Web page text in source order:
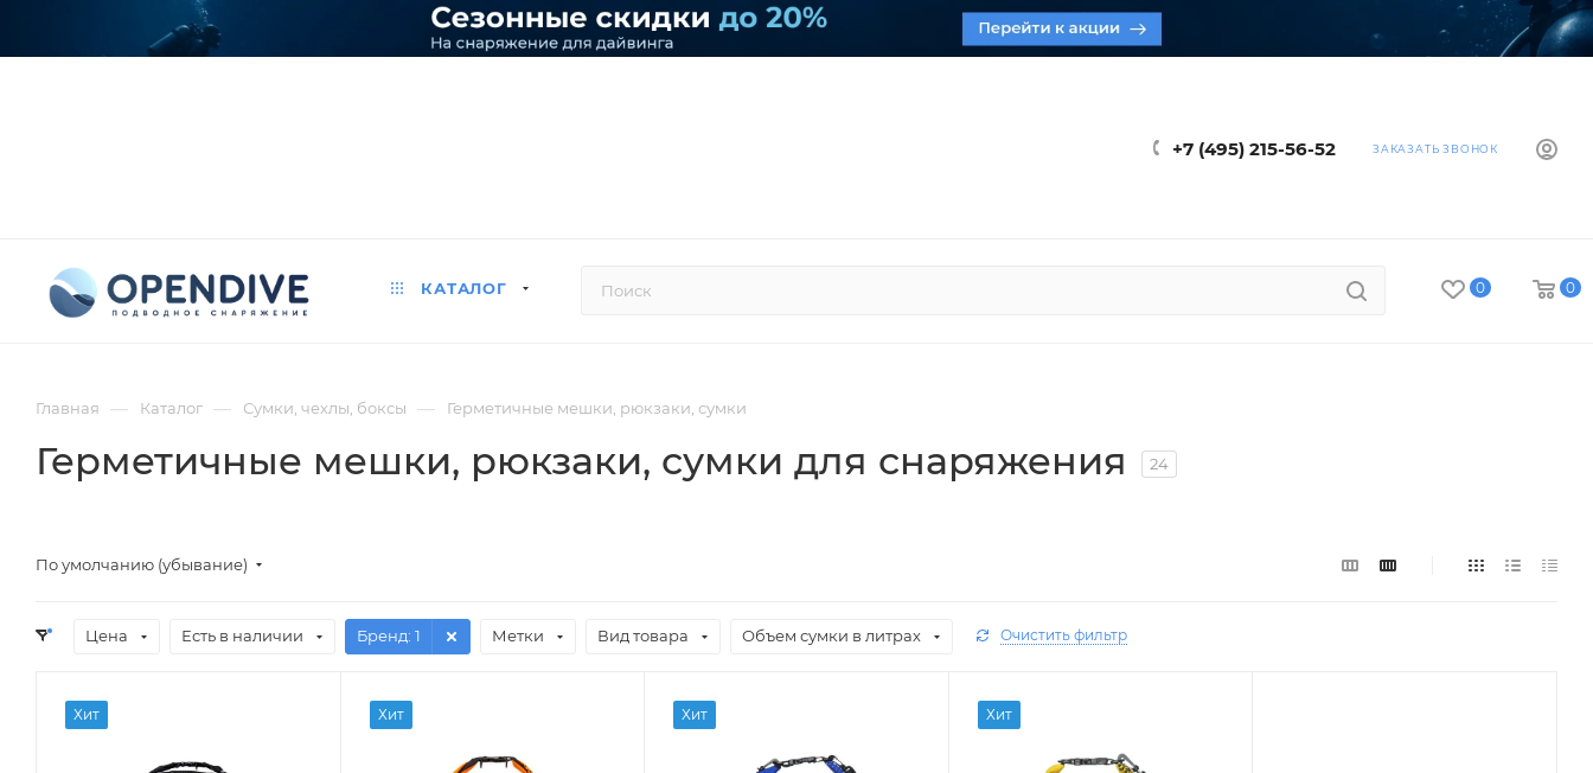
+7 (495) 215-56-52 ЗАКАЗАТЬ ЗВОНОК
КАТАЛОГ 0 0
Главная — Каталог — Сумки, чехлы, боксы — Герметичные мешки, рюкзаки, сумки
Герметичные мешки, рюкзаки, сумки для снаряжения 24
По умолчанию (убывание)
Цена Есть в наличии Бренд: 1 Метки Вид товара Объем сумки в литрах Очистить фильтр
Хит Хит Хит Хит